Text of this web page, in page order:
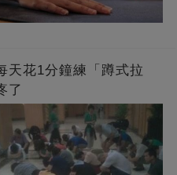
天花1分鐘練「蹲式拉
了